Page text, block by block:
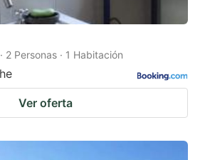
2 Personas · 1 Habitación
Ver oferta